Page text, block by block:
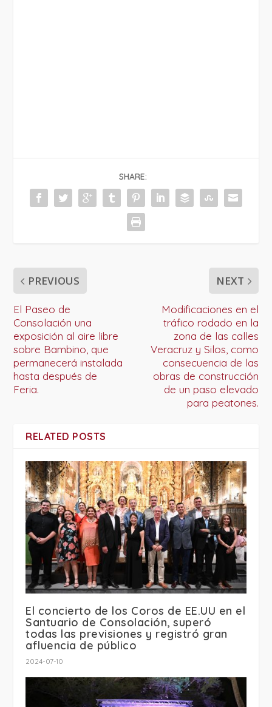
SHARE:
PREVIOUS
El Paseo de
Consolación una
exposición al aire libre
sobre Bambino, que
permanecerá instalada
hasta después de
Feria.
NEXT
Modificaciones en el
tráfico rodado en la
zona de las calles
Veracruz y Silos, como
consecuencia de las
obras de construcción
de un paso elevado
para peatones.
RELATED POSTS
El concierto de los Coros de EE.UU en el
Santuario de Consolación, superó
todas las previsiones y registró gran
afluencia de público
2024-07-10